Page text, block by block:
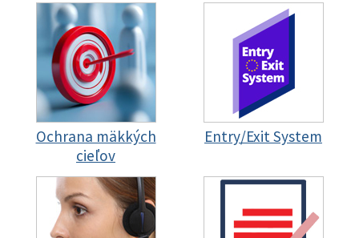
Ochrana mäkkých
cieľov
Entry/Exit System